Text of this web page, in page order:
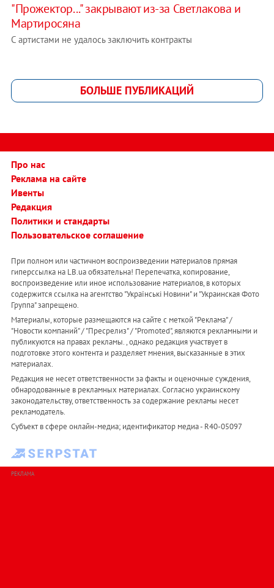
"Прожектор..." закрывают из-за Светлакова и
Мартиросяна
С артистами не удалось заключить контракты
БОЛЬШЕ ПУБЛИКАЦИЙ
Про нас
Реклама на сайте
Ивенты
Редакция
Политики и стандарты
Пользовательское соглашение
При полном или частичном воспроизведении материалов прямая
гиперссылка на LB.ua обязательна! Перепечатка, копирование,
воспроизведение или иное использование материалов, в которых
содержится ссылка на агентство "Українськi Новини" и "Украинская Фото
Группа" запрещено.
Материалы, которые размещаются на сайте с меткой "Реклама" /
"Новости компаний" / "Пресрелиз" / "Promoted", являются рекламными и
публикуются на правах рекламы. , однако редакция участвует в
подготовке этого контента и разделяет мнения, высказанные в этих
материалах.
Редакция не несет ответственности за факты и оценочные суждения,
обнародованные в рекламных материалах. Согласно украинскому
законодательству, ответственность за содержание рекламы несет
рекламодатель.
Субъект в сфере онлайн-медиа; идентификатор медиа - R40-05097
РЕКЛАМА